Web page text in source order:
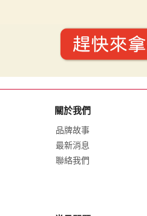
關於我們
品牌故事
最新消息
聯絡我們